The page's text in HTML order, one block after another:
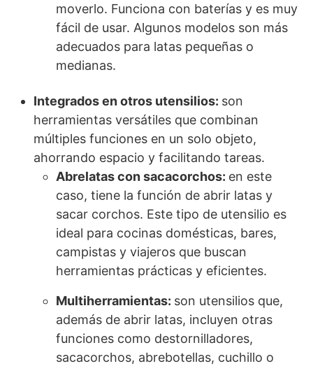
moverlo. Funciona con baterías y es muy
fácil de usar. Algunos modelos son más
adecuados para latas pequeñas o
medianas.
Integrados en otros utensilios: son
herramientas versátiles que combinan
múltiples funciones en un solo objeto,
ahorrando espacio y facilitando tareas.
Abrelatas con sacacorchos: en este
caso, tiene la función de abrir latas y
sacar corchos. Este tipo de utensilio es
ideal para cocinas domésticas, bares,
campistas y viajeros que buscan
herramientas prácticas y eficientes.
Multiherramientas: son utensilios que,
además de abrir latas, incluyen otras
funciones como destornilladores,
sacacorchos, abrebotellas, cuchillo o